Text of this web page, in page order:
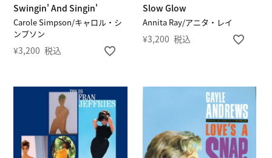
Carole Simpson/キャロル・シ
ンプソン
Swingin' And Singin'
¥3,200 税込
Annita Ray/アニタ・レイ
Slow Glow
¥3,200 税込